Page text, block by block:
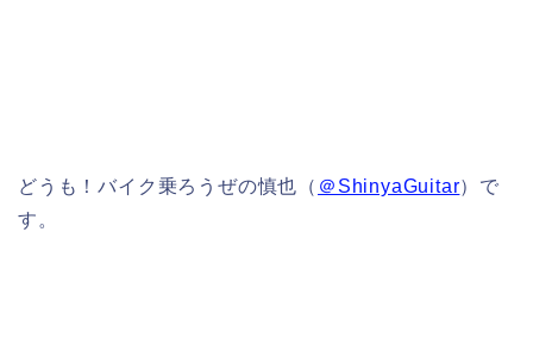
どうも！バイク乗ろうぜの慎也（ ＠ShinyaGuitar）で
す。